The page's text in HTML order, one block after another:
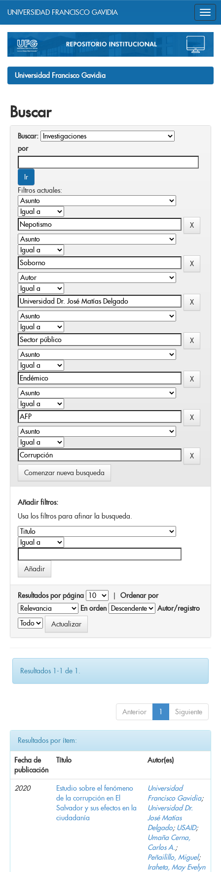
navigation
UNIVERSIDAD FRANCISCO GAVIDIA
Universidad Francisco Gavidia
Buscar
Buscar:
por
Filtros actuales:
Comenzar nueva busqueda
Añadir filtros:
Usa los filtros para afinar la busqueda.
Resultados por página | Ordenar por
En orden
Autor/registro
Resultados 1-1 de 1.
Anterior 1 Siguiente
Resultados por ítem:
Fecha de
publicación
Título Autor(es)
2020
Estudio sobre el fenómeno
de la corrupción en El
Salvador y sus efectos en la
ciudadanía
Universidad
Francisco Gavidia;
Universidad Dr.
José Matías
Delgado; USAID;
Umaña Cerna,
Carlos A.;
Peñailillo, Miguel;
Iraheta, May Evelyn